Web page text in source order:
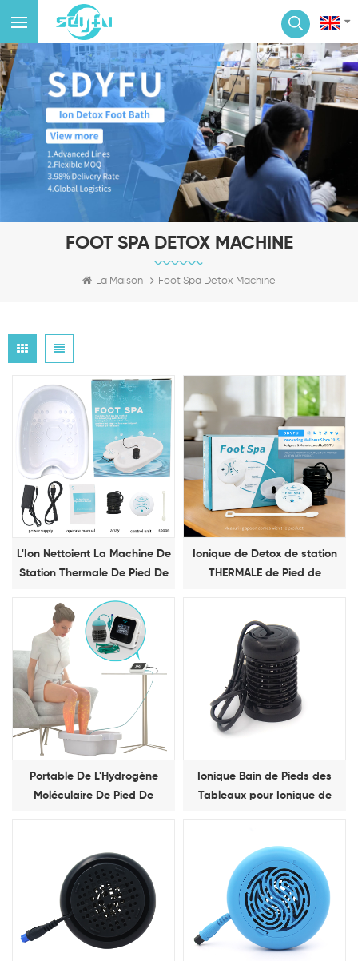
FOOT SPA DETOX MACHINE
La Maison Foot Spa Detox Machine
L'Ion Nettoient La Machine De
Station Thermale De Pied De
Ionique de Detox de station
THERMALE de Pied de
Portable De L'Hydrogène
Moléculaire De Pied De
Ionique Bain de Pieds des
Tableaux pour Ionique de